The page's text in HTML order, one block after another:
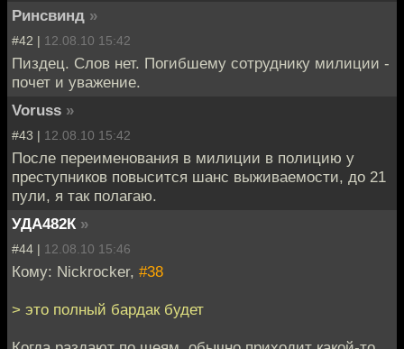
Ринсвинд »
#42 | 12.08.10 15:42
Пиздец. Слов нет. Погибшему сотруднику милиции -
почет и уважение.
Voruss »
#43 | 12.08.10 15:42
После переименования в милиции в полицию у
преступников повысится шанс выживаемости, до 21
пули, я так полагаю.
УДА482К »
#44 | 12.08.10 15:46
Кому: Nickrocker, #38
> это полный бардак будет